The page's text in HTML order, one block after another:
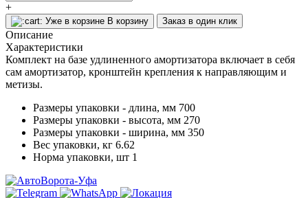
+
Уже в корзине В корзину Заказ в один клик
Описание
Характеристики
Комплект на базе удлиненного амортизатора включает в себя
сам амортизатор, кронштейн крепления к направляющим и
метизы.
Размеры упаковки - длина, мм 700
Размеры упаковки - высота, мм 270
Размеры упаковки - ширина, мм 350
Вес упаковки, кг 6.62
Норма упаковки, шт 1